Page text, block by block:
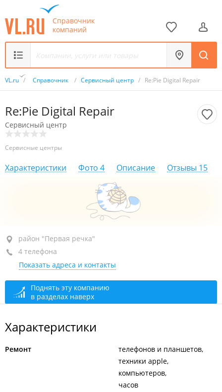
Справочник
компаний
VL.ru / Справочник / Сервисный центр / Re:Pie Digital Repair
Re:Pie Digital Repair
Сервисный центр
Сервисные центры
Характеристики Фото 4 Описание Отзывы 15
район "Первая речка", пр-т Партизанский, 37
отдельный вход
+7 (423) 267-06-60
+7 (423) 291-18-68
+7 994 018-69-81
закрыто, откроется в 10:00
район "Первая речка"
4 телефона
Показать адреса и контакты
Поднять эту компанию
в разделах наверх
Характеристики
Ремонт
телефонов и планшетов
техники apple
компьютеров
часов